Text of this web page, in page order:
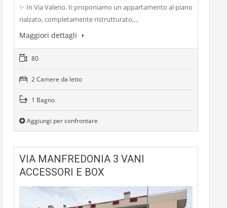
✨ In Via Valerio, ti proponiamo un appartamento al piano
rialzato, completamente ristrutturato,…
Maggiori dettagli
80
2 Camere da letto
1 Bagno
Aggiungi per confrontare
VIA MANFREDONIA 3 VANI
ACCESSORI E BOX